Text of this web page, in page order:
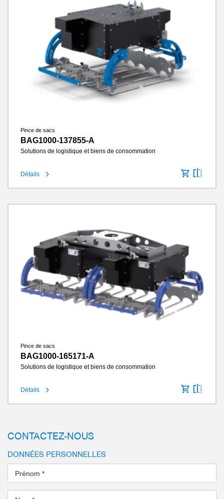
Pince de sacs
BAG1000-137855-A
Solutions de logistique et biens de consommation
Détails
Pince de sacs
BAG1000-165171-A
Solutions de logistique et biens de consommation
Détails
CONTACTEZ-NOUS
DONNÉES PERSONNELLES
Prénom *